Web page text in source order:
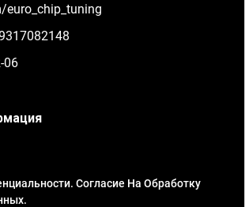
06
Согласие На Обработку